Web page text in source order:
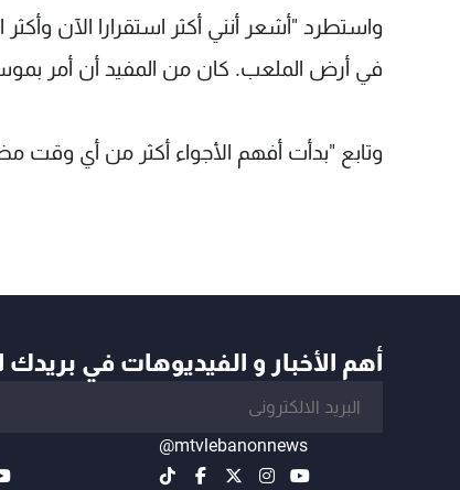
واستطرد "أشعر أنني أكثر استقرارا الآن
في أرض الملعب. كان من المفيد أن أمر
وتابع "بدأت أفهم الأجواء أكثر من أي وقت
أهم الأخبار و الفيديوهات في بريدك
@mtvlebanonnews